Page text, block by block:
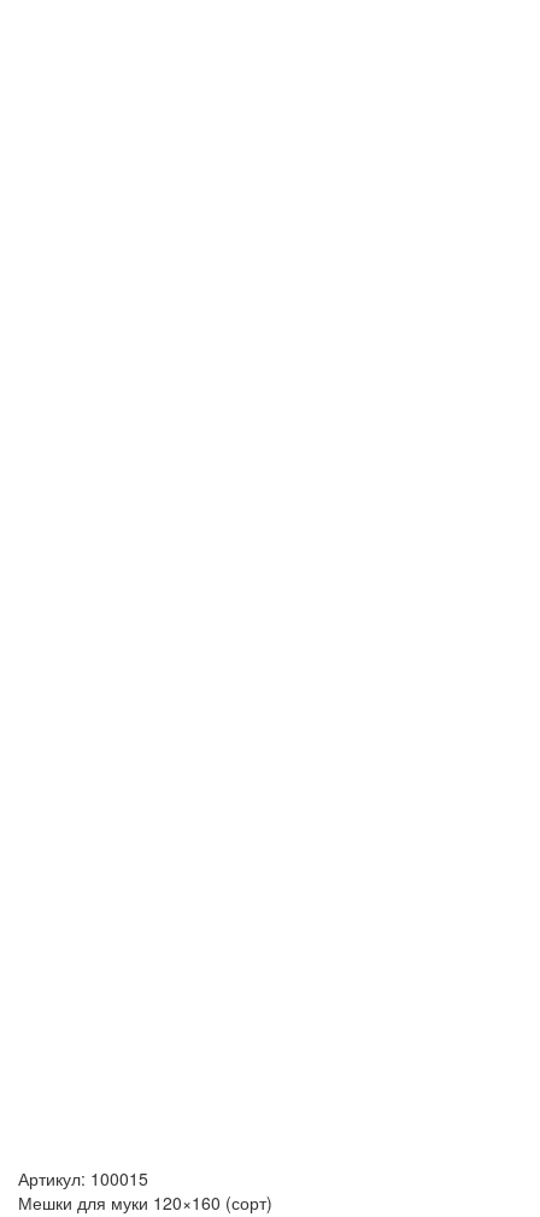
Артикул: 100015
Мешки для муки 120×160 (сорт)